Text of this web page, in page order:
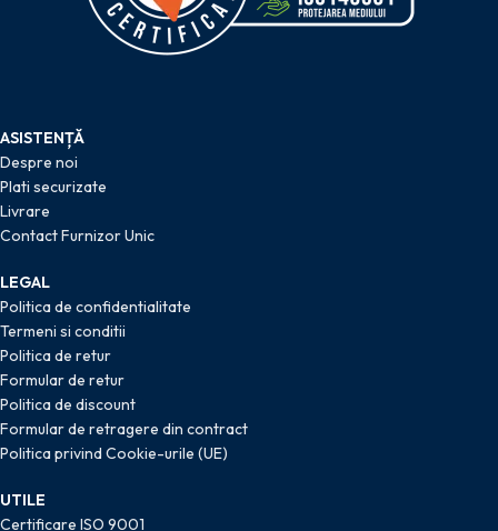
ASISTENȚĂ
Despre noi
Plati securizate
Livrare
Contact Furnizor Unic
LEGAL
Politica de confidentialitate
Termeni si conditii
Politica de retur
Formular de retur
Politica de discount
Formular de retragere din contract
Politica privind Cookie-urile (UE)
UTILE
Certificare ISO 9001